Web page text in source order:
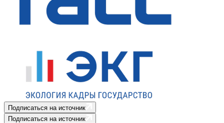
Подписаться на источник
Подписаться на источник